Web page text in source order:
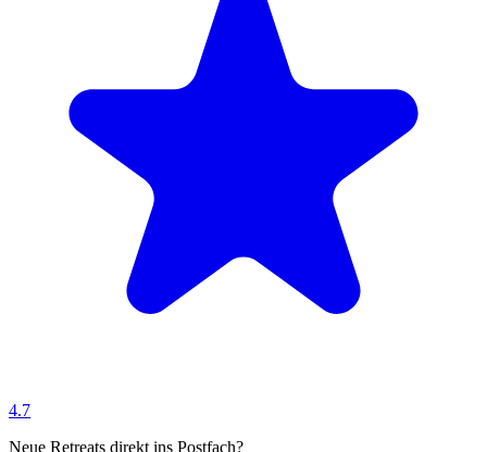
4.7
Neue Retreats direkt ins Postfach?